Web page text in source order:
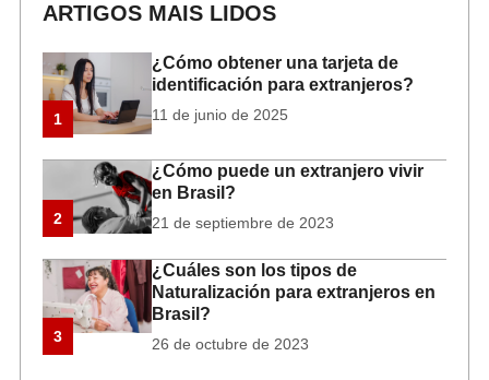
ARTIGOS MAIS LIDOS
1
¿Cómo obtener una tarjeta de
identificación para extranjeros?
11 de junio de 2025
2
¿Cómo puede un extranjero vivir
en Brasil?
21 de septiembre de 2023
3
¿Cuáles son los tipos de
Naturalización para extranjeros en
Brasil?
26 de octubre de 2023